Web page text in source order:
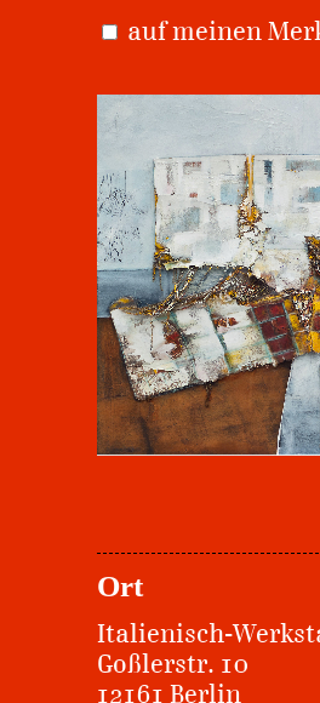
auf meinen
Ort
Italienisch-
Goßlerstr. 10
12161 Berlin